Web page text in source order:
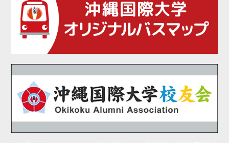
2021年02月
2021年01月
2020年12月
2020年11月
2020年09月
2020年08月
2020年07月
2020年06月